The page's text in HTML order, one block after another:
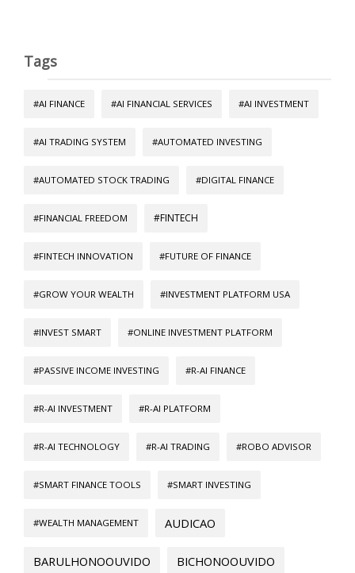
Tags
#AI FINANCE #AI FINANCIAL SERVICES #AI INVESTMENT
#AI TRADING SYSTEM #AUTOMATED INVESTING
#AUTOMATED STOCK TRADING #DIGITAL FINANCE
#FINANCIAL FREEDOM #FINTECH
#FINTECH INNOVATION #FUTURE OF FINANCE
#GROW YOUR WEALTH #INVESTMENT PLATFORM USA
#INVEST SMART #ONLINE INVESTMENT PLATFORM
#PASSIVE INCOME INVESTING #R-AI FINANCE
#R-AI INVESTMENT #R-AI PLATFORM
#R-AI TECHNOLOGY #R-AI TRADING #ROBO ADVISOR
#SMART FINANCE TOOLS #SMART INVESTING
#WEALTH MANAGEMENT AUDICAO
BARULHONOOUVIDO BICHONOOUVIDO